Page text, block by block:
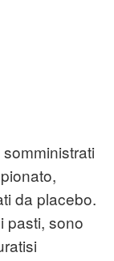
da placebo.
pasti, sono